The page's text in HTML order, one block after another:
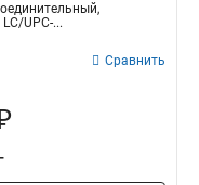
UPC-...
Сравнить